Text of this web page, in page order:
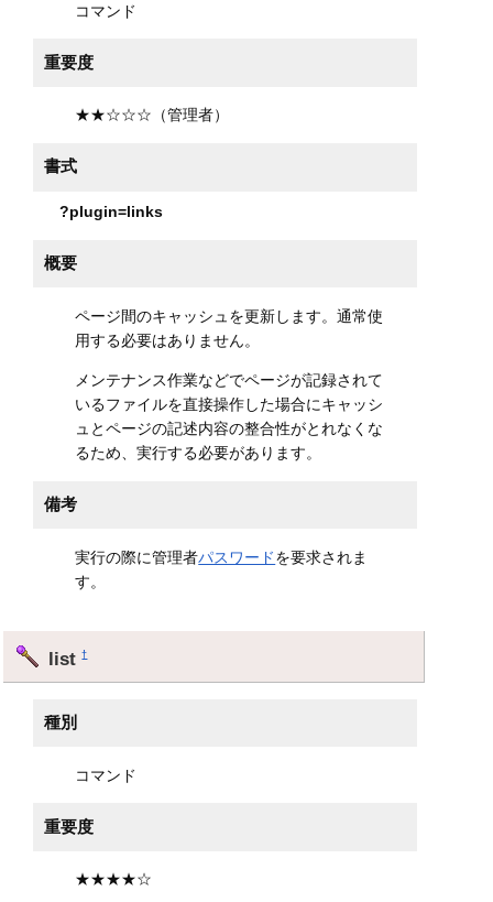
コマンド
重要度
★★☆☆☆（管理者）
書式
?plugin=links
概要
ページ間のキャッシュを更新します。通常使
用する必要はありません。
メンテナンス作業などでページが記録されて
いるファイルを直接操作した場合にキャッシ
ュとページの記述内容の整合性がとれなくな
るため、実行する必要があります。
備考
実行の際に管理者パスワードを要求されま
す。
list†
種別
コマンド
重要度
★★★★☆